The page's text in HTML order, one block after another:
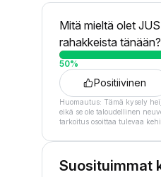
Mitä mieltä olet
rahakkeista tänään?
50%
Positiivinen
Huomautus: Tämä kysely
eikä se ole taloudellinen
tarkoitus osoittaa tulevaa
Suosituimmat